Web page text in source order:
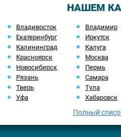
НАШЕМ
Владивосток Владимир
Екатеринбург
Иркутск
Калининград
Калуга
Красноярск
Москва
Новосибирск
Пермь
Рязань
Самара
Тверь
Тула
Уфа
Хабаровск
Полный